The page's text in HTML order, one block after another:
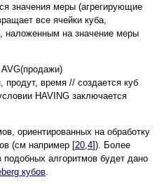
значения меры (агрегирующие
все ячейки куба,
наложенным на значение меры
продут, время // создается куб
HAVING заключается
ориентированных на обработку
(см например [20,4]). Более
алгоритмов будет дано
кубов.